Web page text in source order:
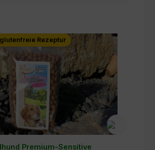
Rezeptur
Premium-Sensitive